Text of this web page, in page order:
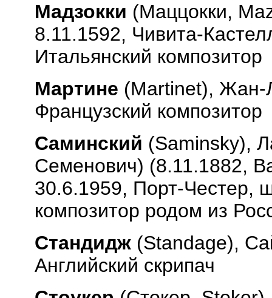
Мадзокки (Маццокки,
8.11.1592, Чивита-
Итальянский композитор
Мартине (Martinet), Жан-
Французский композитор
Саминский (Saminsky),
Семенович) (8.11.1882,
30.6.1959, Порт-Честер,
композитор родом из
Стандидж (Standage),
Английский скрипач